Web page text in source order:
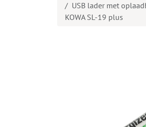
USB lader met
KOWA SL-19 plus